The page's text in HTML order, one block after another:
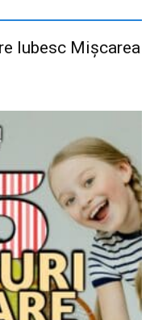
Iubesc Mișcarea